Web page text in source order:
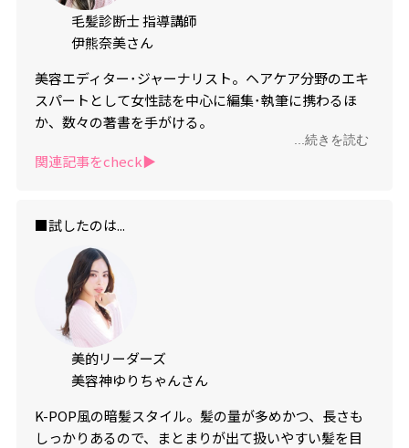
毛髪診断士 指導講師
伊熊奈美さん
美容エディター･ジャーナリスト。ヘアケア分野のエキ
スパートとして女性誌を中心に編集･執筆に携わるほ
か、数々の著書を手がける。
...続きを読む
関連記事をcheck▶︎
■試したのは...
美的リーダーズ
美容神ゆりちゃんさん
K-POP風の暗髪スタイル。髪の量が多めかつ、長さも
しっかりあるので、まとまりが出て扱いやすい髪を目